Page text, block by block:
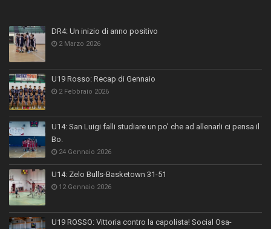
DR4: Un inizio di anno positivo
2 Marzo 2026
U19 Rosso: Recap di Gennaio
2 Febbraio 2026
U14: San Luigi falli studiare un po’ che ad allenarli ci pensa il
Bo.
24 Gennaio 2026
U14: Zelo Bulls-Basketown 31-51
12 Gennaio 2026
U19 ROSSO: Vittoria contro la capolista! Social Osa-